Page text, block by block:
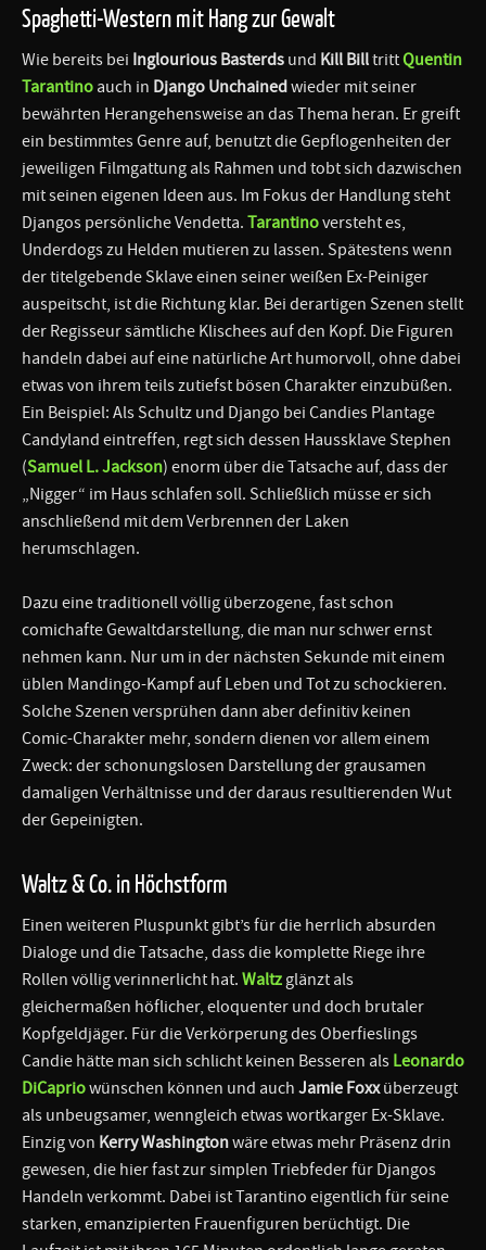
Spaghetti-Western mit Hang zur Gewalt
Wie bereits bei Inglourious Basterds und Kill BilltrittQuentin
Tarantino auch in Django Unchainedwieder mit seiner
bewährten Herangehensweise an das Thema heran. Er greift
ein bestimmtes Genre auf, benutzt die Gepflogenheiten der
jeweiligen Filmgattung als Rahmen und tobt sich dazwischen
mit seinen eigenen Ideen aus. Im Fokus der Handlung steht
Djangos persönliche Vendetta. Tarantinoversteht es,
Underdogs zu Helden mutieren zu lassen. Spätestens wenn
der titelgebende Sklave einen seiner weißen Ex-Peiniger
auspeitscht, ist die Richtung klar. Bei derartigen Szenen stellt
der Regisseur sämtliche Klischees auf den Kopf. Die Figuren
handeln dabei auf eine natürliche Art humorvoll, ohne dabei
etwas von ihrem teils zutiefst bösen Charakter einzubüßen.
Ein Beispiel: Als Schultz und Django bei Candies Plantage
Candyland eintreffen, regt sich dessen Haussklave Stephen
(Samuel L. Jackson) enorm über die Tatsache auf, dass der
„Nigger“ im Haus schlafen soll. Schließlich müsse er sich
anschließend mit dem Verbrennen der Laken
herumschlagen.
Dazu eine traditionell völlig überzogene, fast schon
comichafte Gewaltdarstellung, die man nur schwer ernst
nehmen kann. Nur um in der nächsten Sekunde mit einem
üblen Mandingo-Kampf auf Leben und Tot zu schockieren.
Solche Szenen versprühen dann aber definitiv keinen
Comic-Charakter mehr, sondern dienen vor allem einem
Zweck: der schonungslosen Darstellung der grausamen
damaligen Verhältnisse und der daraus resultierenden Wut
der Gepeinigten.
Waltz & Co. in Höchstform
Einen weiteren Pluspunkt gibt’s für die herrlich absurden
Dialoge und die Tatsache, dass die komplette Riege ihre
Rollen völlig verinnerlicht hat. Waltz glänzt als
gleichermaßen höflicher, eloquenter und doch brutaler
Kopfgeldjäger. Für die Verkörperung des Oberfieslings
Candie hätte man sich schlicht keinen Besseren als Leonardo
DiCapriowünschen können und auch Jamie Foxxüberzeugt
als unbeugsamer, wenngleich etwas wortkarger Ex-Sklave.
Einzig von Kerry Washingtonwäre etwas mehr Präsenz drin
gewesen, die hier fast zur simplen Triebfeder für Djangos
Handeln verkommt. Dabei ist Tarantino eigentlich für seine
starken, emanzipierten Frauenfiguren berüchtigt. Die